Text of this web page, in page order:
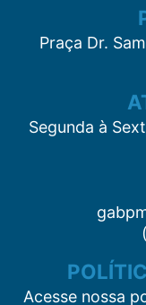
Praça Dr.
Segunda à
Acesse nossa